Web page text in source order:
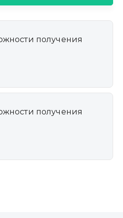
получения
получения